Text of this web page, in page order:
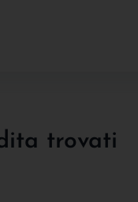
trovati